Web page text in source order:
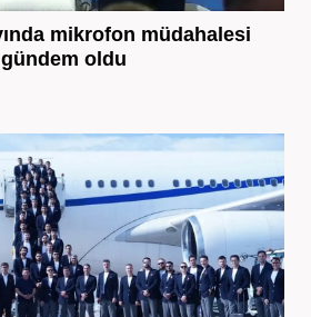
mikrofon müdahalesi
oldu